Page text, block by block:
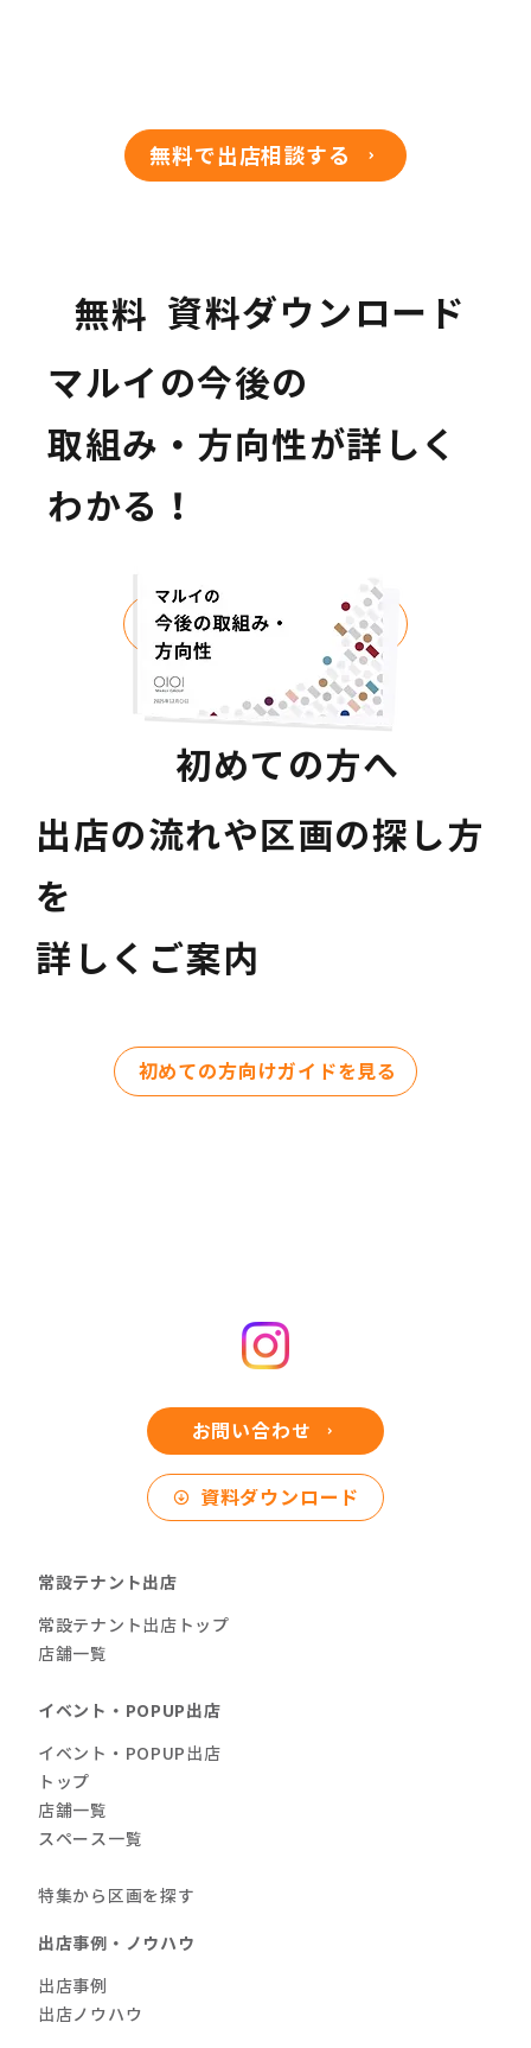
無料で出店相談する
初めての方向けガイドを見る
出店の流れや区画の探し方
を
詳しくご案内
初めての方へ
無料で今すぐダウンロード
マルイの今後の
取組み・方向性が詳しく
わかる！
無料 資料ダウンロード
お問い合わせ
資料ダウンロード
出店事例
出店ノウハウ
出店事例・ノウハウ
特集から区画を探す
イベント・POPUP出店
トップ
店舗一覧
スペース一覧
イベント・POPUP出店
常設テナント出店トップ
店舗一覧
常設テナント出店